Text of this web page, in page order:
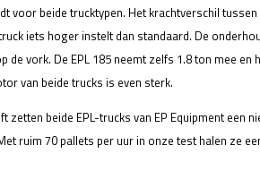
voor beide trucktypen. Het krachtverschil
iets hoger instelt dan standaard. De
de vork. De EPL 185 neemt zelfs 1.8 ton mee
van beide trucks is even sterk.
zetten beide EPL-trucks van EP Equipment een
ruim 70 pallets per uur in onze test halen ze